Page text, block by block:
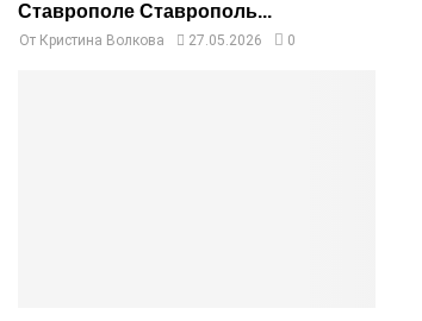
Ставрополе Ставрополь...
От Кристина Волкова 27.05.2026 0